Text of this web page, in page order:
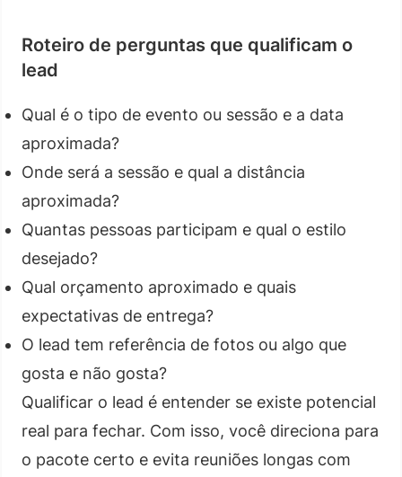
Roteiro de perguntas que qualificam o
lead
Qual é o tipo de evento ou sessão e a data
aproximada?
Onde será a sessão e qual a distância
aproximada?
Quantas pessoas participam e qual o estilo
desejado?
Qual orçamento aproximado e quais
expectativas de entrega?
O lead tem referência de fotos ou algo que
gosta e não gosta?
Qualificar o lead é entender se existe potencial
real para fechar. Com isso, você direciona para
o pacote certo e evita reuniões longas com